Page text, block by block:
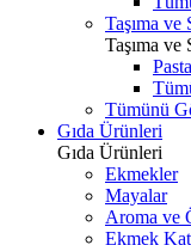
Taşıma ve
Taşıma ve
Tümünü
Gıda Ürünleri
Gıda Ürünleri
Ekmekler
Mayalar
Aroma ve
Ekmek